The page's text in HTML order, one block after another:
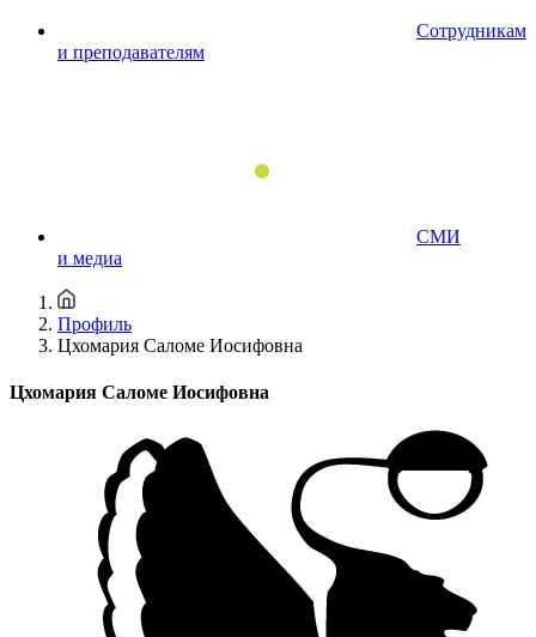
Сотрудникам
и преподавателям
СМИ
и медиа
Профиль
Цхомария Саломе Иосифовна
Цхомария Саломе Иосифовна